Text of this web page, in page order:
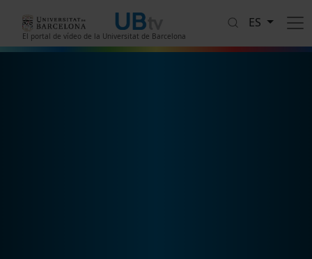
El portal de vídeo de la Universitat de Barcelona
ES